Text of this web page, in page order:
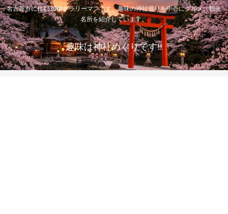
名古屋市に住む30代サラリーマンです。趣味の神社巡りを中心にグルメ、観光
名所を紹介しています。
趣味は神社めぐりです!!